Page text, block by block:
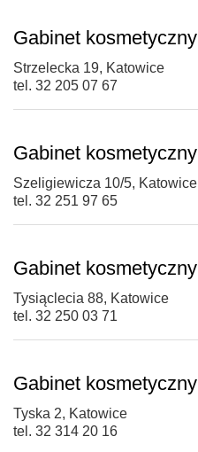
Gabinet kosmetyczny
Strzelecka 19, Katowice
tel. 32 205 07 67
Gabinet kosmetyczny
Szeligiewicza 10/5, Katowice
tel. 32 251 97 65
Gabinet kosmetyczny
Tysiąclecia 88, Katowice
tel. 32 250 03 71
Gabinet kosmetyczny
Tyska 2, Katowice
tel. 32 314 20 16